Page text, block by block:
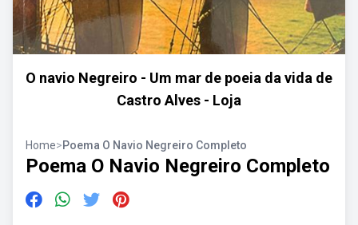
O navio Negreiro - Um mar de poeia da vida de
Castro Alves - Loja
Home>Poema O Navio Negreiro Completo
Poema O Navio Negreiro Completo